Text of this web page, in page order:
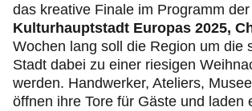
das kreative Finale im Programm der
Kulturhauptstadt Europas 2025,
Wochen lang soll die Region um die
Stadt dabei zu einer riesigen
werden. Handwerker, Ateliers,
öffnen ihre Tore für Gäste und laden